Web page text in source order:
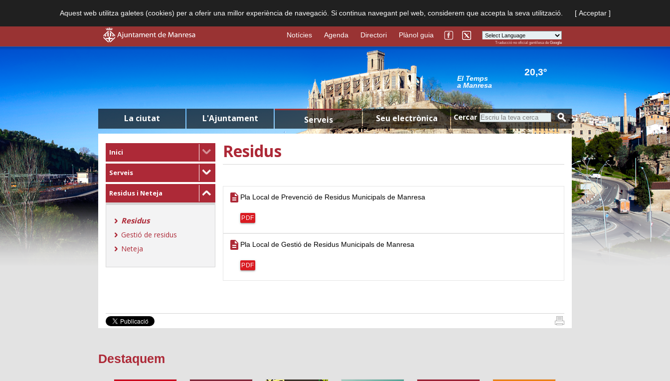
Aquest web utilitza galetes (cookies) per a oferir una millor experiència de navegació. Si continua navegant pel web, considerem que accepta la seva utilització. [ Acceptar ]
Powered by
Traducció no oficial gentilesa de Google
Notícies Agenda Directori Plànol guia
El Temps
a Manresa
20,3º
La ciutat L'Ajuntament Serveis Seu electrònica Cercar
Inici
Serveis
Residus i Neteja
Residus
Gestió de residus
Neteja
Residus
description Pla Local de Prevenció de Residus Municipals de Manresa
PDF
description Pla Local de Gestió de Residus Municipals de Manresa
PDF
Destaquem